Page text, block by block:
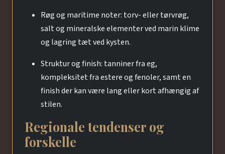
Røg og maritime noter: torv- eller tørvrøg,
salt og mineralske elementer ved marin klime
og lagring tæt ved kysten.
Struktur og finish: tanniner fra eg,
kompleksitet fra estere og fenoler, samt en
finish der kan være lang eller kort afhængig af
stilen.
Regionale tendenser og
forskelle